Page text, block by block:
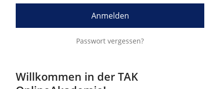
Anmelden
Passwort vergessen?
Willkommen in der TAK